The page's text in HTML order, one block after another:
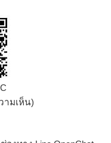
ามเห็น)